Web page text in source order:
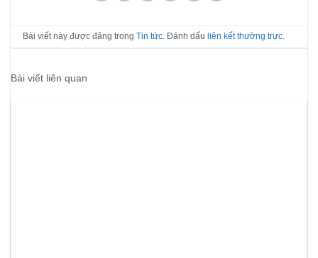
Bài viết này được đăng trong Tin tức. Đánh dấu liên kết thường trực.
Bài viết liên quan